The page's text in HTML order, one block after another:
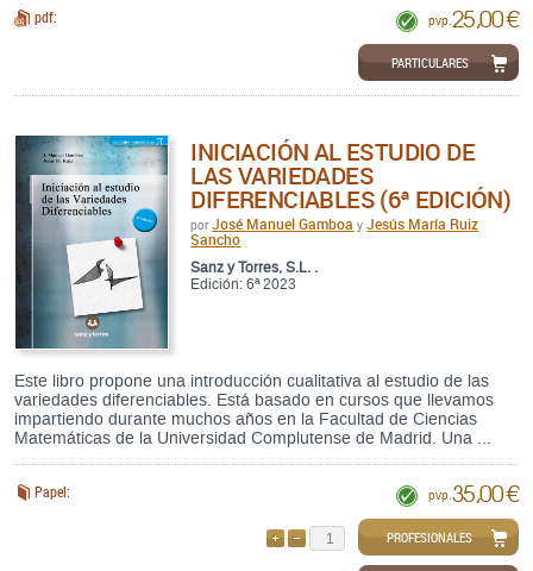
pdf: pvp. 25,00 €
PARTICULARES
INICIACIÓN AL ESTUDIO DE
LAS VARIEDADES
DIFERENCIABLES (6ª EDICIÓN)
porJosé Manuel Gamboa yJesús María Ruiz
Sancho
Sanz y Torres, S.L. .
Edición: 6ª 2023
Este libro propone una introducción cualitativa al estudio de las
variedades diferenciables. Está basado en cursos que llevamos
impartiendo durante muchos años en la Facultad de Ciencias
Matemáticas de la Universidad Complutense de Madrid. Una ...
Papel: pvp. 35,00 €
QUITARPROFESIONALES